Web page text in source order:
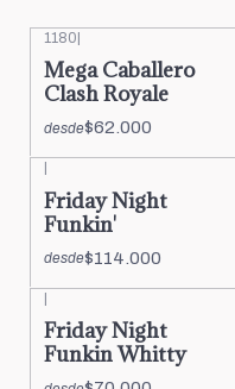
1180
Mega Caballero
Clash Royale
desde$62.000
Friday Night
Funkin'
desde$114.000
|
Friday Night
Funkin Whitty